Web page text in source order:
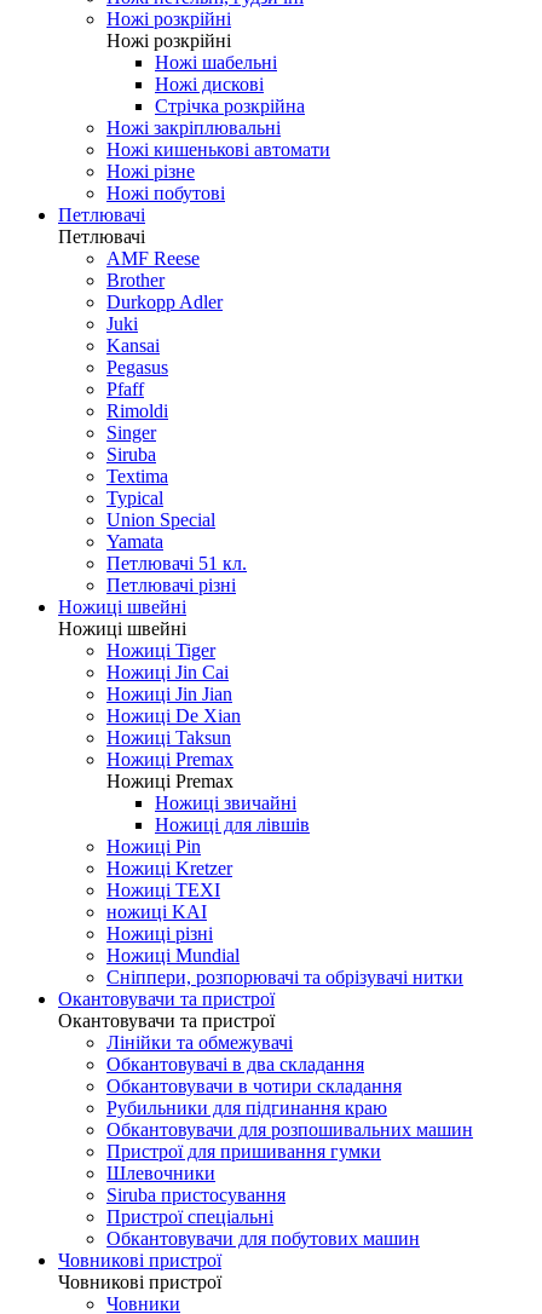
Ножі розкрійні
Ножі розкрійні
Ножі шабельні
Ножі дискові
Стрічка розкрійна
Ножі закріплювальні
Ножі кишенькові автомати
Ножі різне
Ножі побутові
Петлювачі
Петлювачі
AMF Reese
Brother
Durkopp Adler
Juki
Kansai
Pegasus
Pfaff
Rimoldi
Singer
Siruba
Textima
Typical
Union Special
Yamata
Петлювачі 51 кл.
Петлювачі різні
Ножиці швейні
Ножиці швейні
Ножиці Tiger
Ножиці Jin Cai
Ножиці Jin Jian
Ножиці De Xian
Ножиці Taksun
Ножиці Premax
Ножиці Premax
Ножиці звичайні
Ножиці для лівшів
Ножиці Pin
Ножиці Kretzer
Ножиці TEXI
ножиці KAI
Ножиці різні
Ножиці Mundial
Сніппери, розпорювачі та обрізувачі нитки
Окантовувачи та пристрої
Окантовувачи та пристрої
Лінійки та обмежувачі
Обкантовувачі в два складання
Обкантовувачи в чотири складання
Рубильники для підгинання краю
Обкантовувачи для розпошивальних машин
Пристрої для пришивання гумки
Шлевочники
Siruba пристосування
Пристрої спеціальні
Обкантовувачи для побутових машин
Човникові пристрої
Човникові пристрої
Човники